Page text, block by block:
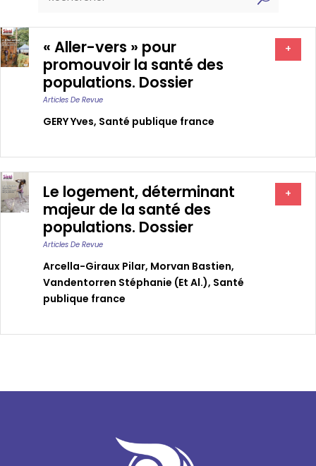
« Aller-vers » pour
promouvoir la santé des
populations. Dossier
Articles De Revue
GERY Yves, Santé publique france
+
Le logement, déterminant
majeur de la santé des
populations. Dossier
Articles De Revue
Arcella-Giraux Pilar, Morvan Bastien,
Vandentorren Stéphanie (et Al.), Santé
publique france
+